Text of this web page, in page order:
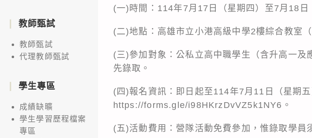
(一)時間：114年7月17日（星期四）至7月18日
(二)地點：高雄市立小港高級中學2樓綜合教室
(三)參加對象：公私立高中職學生（含升高一
先錄取。
(四)報名資訊：即日起至114年7月11日（星期
https://forms.gle/i98HKrzDvVZ5k1NY6。
(五)活動費用：營隊活動免費參加，惟錄取學員
教師甄試
教師甄試
代理教師甄試
學生專區
成績缺曠
學生學習歷程檔案
專區